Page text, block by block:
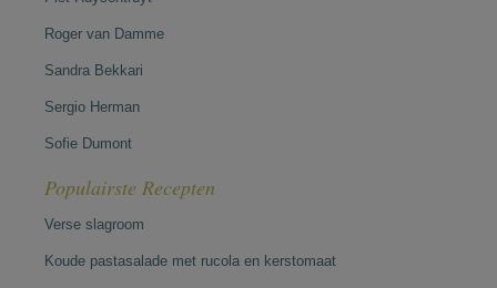
Roger van Damme
Sandra Bekkari
Sergio Herman
Sofie Dumont
Populairste Recepten
Verse slagroom
Koude pastasalade met rucola en kerstomaat